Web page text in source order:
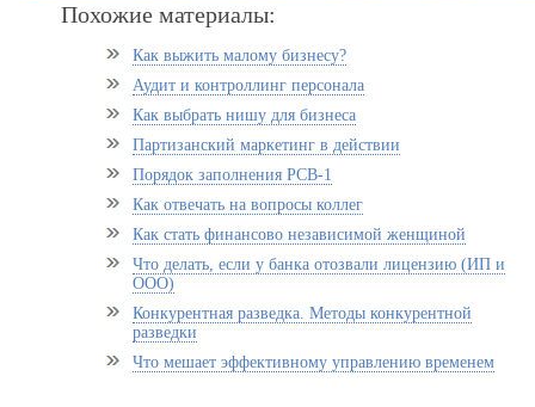
Похожие материалы:
Как выжить малому бизнесу?
Аудит и контроллинг персонала
Как выбрать нишу для бизнеса
Партизанский маркетинг в действии
Порядок заполнения РСВ-1
Как отвечать на вопросы коллег
Как стать финансово независимой женщиной
Что делать, если у банка отозвали лицензию (ИП и
ООО)
Конкурентная разведка. Методы конкурентной
разведки
Что мешает эффективному управлению временем